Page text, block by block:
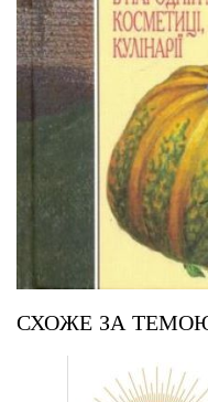
СХОЖЕ ЗА